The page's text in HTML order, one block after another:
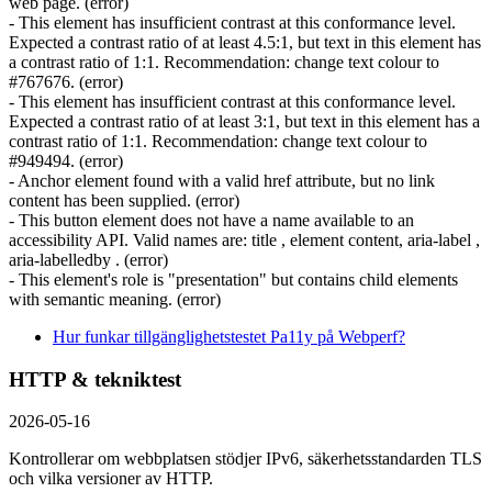
- This element has insufficient contrast at this conformance level.
Expected a contrast ratio of at least 4.5:1, but text in this element has
a contrast ratio of 1:1. Recommendation: change text colour to
#767676. (error)
- This element has insufficient contrast at this conformance level.
Expected a contrast ratio of at least 3:1, but text in this element has a
contrast ratio of 1:1. Recommendation: change text colour to
#949494. (error)
- Anchor element found with a valid href attribute, but no link
content has been supplied. (error)
- This button element does not have a name available to an
accessibility API. Valid names are: title , element content, aria-label ,
aria-labelledby . (error)
- This element's role is "presentation" but contains child elements
with semantic meaning. (error)
Hur funkar tillgänglighetstestet Pa11y på Webperf?
HTTP & tekniktest
2026-05-16
Kontrollerar om webbplatsen stödjer IPv6, säkerhets­standarden TLS
och vilka versioner av HTTP.